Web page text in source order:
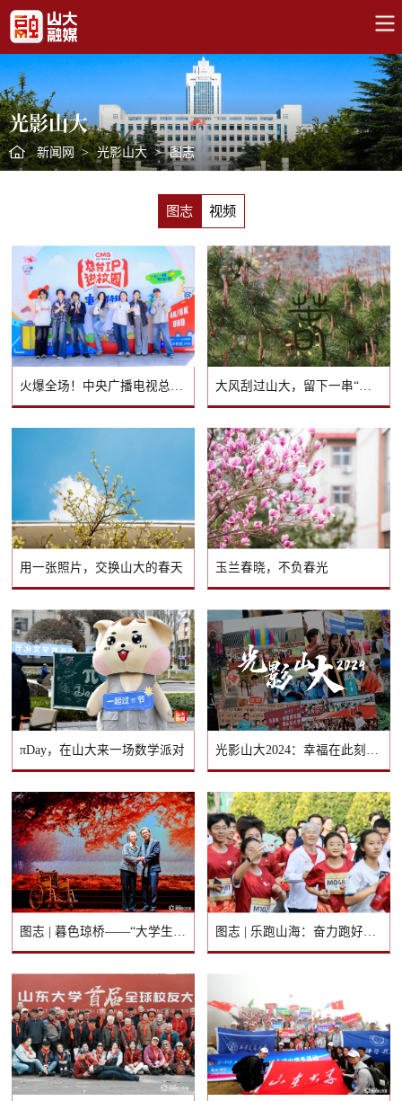
光影山大
新闻网 > 光影山大 > 图志
图志 视频
用一张照片，交换山大的春天 玉兰春晓，不负春光
πDay，在山大来一场数学派对
图志 | 暮色琼桥——“大学生”演“大先生” 图志 | 乐跑山海：奋力跑好人生的马拉松